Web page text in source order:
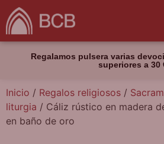
Regalamos pulsera varias
superiores a 30
Inicio / Regalos religiosos /
liturgia / Cáliz rústico en madera
en baño de oro